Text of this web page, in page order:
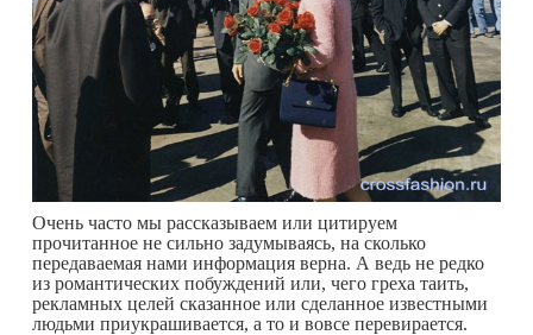
Очень часто мы рассказываем или цитируем
прочитанное не сильно задумываясь, на сколько
передаваемая нами информация верна. А ведь не редко
из романтических побуждений или, чего греха таить,
рекламных целей сказанное или сделанное известными
людьми приукрашивается, а то и вовсе перевирается.